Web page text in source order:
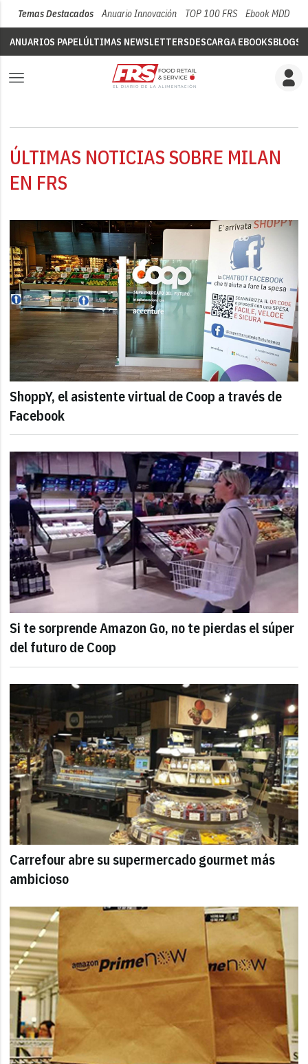
Temas Destacados Anuario Innovación TOP 100 FRS Ebook MDD
ANUARIOS PAPELÚLTIMAS NEWSLETTERSDESCARGA EBOOKSBLOGS
ÚLTIMAS NOTICIAS SOBRE MILAN
EN FRS
ShoppY, el asistente virtual de Coop a través de
Facebook
Si te sorprende Amazon Go, no te pierdas el súper
del futuro de Coop
Carrefour abre su supermercado gourmet más
ambicioso